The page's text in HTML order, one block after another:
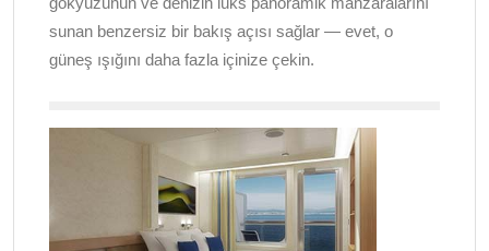
sunan benzersiz bir bakış açısı sağlar — evet, o
güneş ışığını daha fazla içinize çekin.